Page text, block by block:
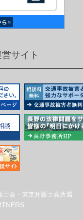
サイト
士会・東京弁護士会所属